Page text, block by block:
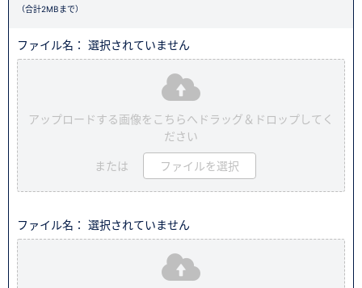
（合計2MBまで）
ファイル名： 選択されていません
アップロードする画像をこちらへドラッグ＆ドロップしてく
ださい
または ファイルを選択
ファイル名： 選択されていません